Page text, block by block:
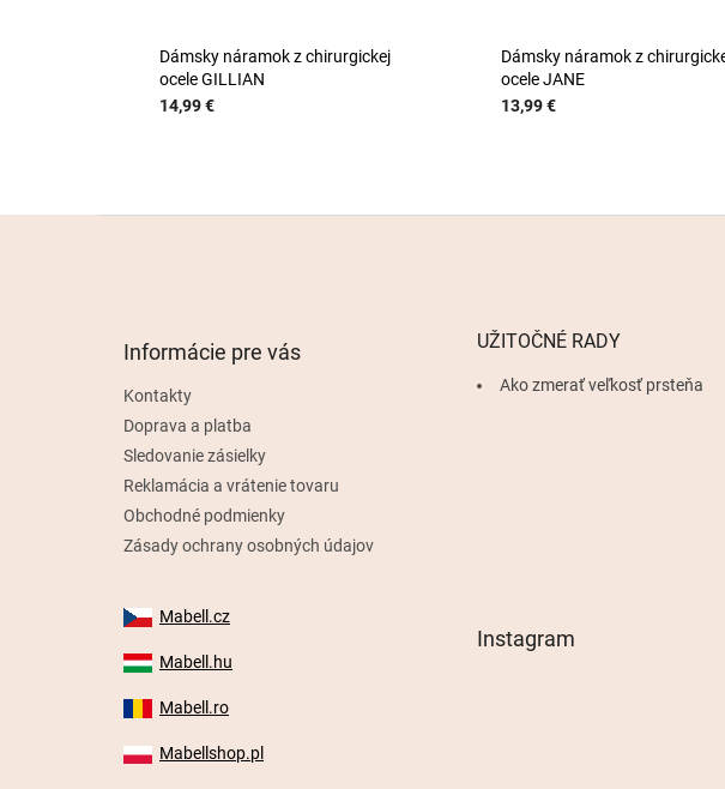
Dámsky náramok z chirurgickej
ocele GILLIAN
14,99 €
Dámsky náramok z
ocele JANE
13,99 €
Informácie pre vás
Kontakty
Doprava a platba
Sledovanie zásielky
Reklamácia a vrátenie tovaru
Obchodné podmienky
Zásady ochrany osobných údajov
UŽITOČNÉ RADY
Ako zmerať veľkosť prsteňa
Mabell.cz
Mabell.hu
Mabell.ro
Mabellshop.pl
Instagram